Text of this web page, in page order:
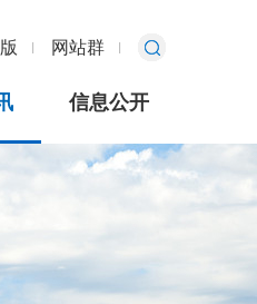
网站群
信息公开